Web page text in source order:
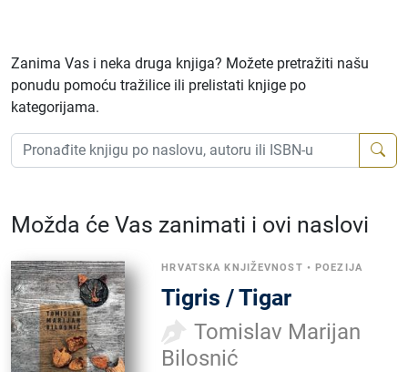
Zanima Vas i neka druga knjiga? Možete pretražiti našu
ponudu pomoću tražilice ili prelistati knjige po
kategorijama.
Možda će Vas zanimati i ovi naslovi
HRVATSKA KNJIŽEVNOST •POEZIJA
Tigris / Tigar
Tomislav Marijan
Bilosnić